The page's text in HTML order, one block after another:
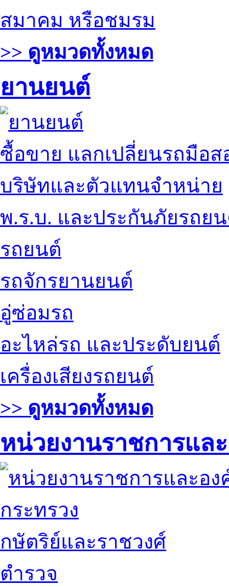
สมาคม หรือชมรม
>> ดูหมวดทั้งหมด
ยานยนต์
ซื้อขาย แลกเปลี่ยนรถมือส
บริษัทและตัวแทนจำหน่าย
พ.ร.บ. และประกันภัยรถย
รถยนต์
รถจักรยานยนต์
อู่ซ่อมรถ
อะไหล่รถ และประดับยนต์
เครื่องเสียงรถยนต์
>> ดูหมวดทั้งหมด
หน่วยงานราชการแล
กระทรวง
กษัตริย์และราชวงศ์
ตำรวจ